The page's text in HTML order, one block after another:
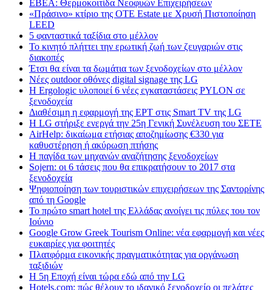
ΕΒΕΑ: Θερμοκοιτίδα Νεοφυών Επιχειρήσεων
«Πράσινο» κτίριο της OTE Estate με Χρυσή Πιστοποίηση
LEED
5 φανταστικά ταξίδια στο μέλλον
Το κινητό πλήττει την ερωτική ζωή των ζευγαριών στις
διακοπές
Έτσι θα είναι τα δωμάτια των ξενοδοχείων στο μέλλον
Nέες outdoor οθόνες digital signage της LG
Η Ergologic υλοποιεί 6 νέες εγκαταστάσεις PYLON σε
ξενοδοχεία
Διαθέσιμη η εφαρμογή της ΕΡΤ στις Smart TV της LG
Η LG στήριξε ενεργά την 25η Γενική Συνέλευση του ΣΕΤΕ
AirHelp: δικαίωμα ετήσιας αποζημίωσης €330 για
καθυστέρηση ή ακύρωση πτήσης
Η παγίδα των μηχανών αναζήτησης ξενοδοχείων
Sojern: οι 6 τάσεις που θα επικρατήσουν το 2017 στα
ξενοδοχεία
Ψηφιοποίηση των τουριστικών επιχειρήσεων της Σαντορίνης
από τη Google
Το πρώτο smart hotel της Ελλάδας ανοίγει τις πύλες του τον
Ιούνιο
Google Grow Greek Tourism Online: νέα εφαρμογή και νέες
ευκαιρίες για φοιτητές
Πλατφόρμα εικονικής πραγματικότητας για οργάνωση
ταξιδιών
Η 5η Εποχή είναι τώρα εδώ από την LG
Hotels.com: πώς θέλουν το ιδανικό ξενοδοχείο οι πελάτες